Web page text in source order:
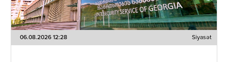
06.08.2026 12:28 Siyasət